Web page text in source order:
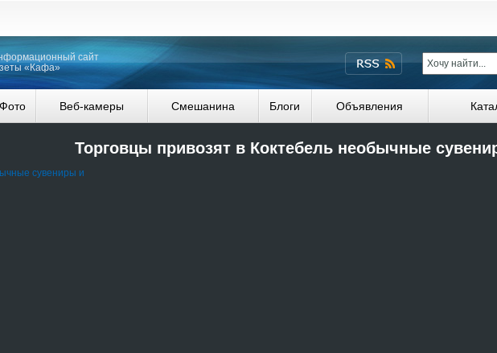
сайт
«Кафа»
Фото Веб-камеры Смешанина Блоги Объявления
Торговцы привозят в Коктебель необычные